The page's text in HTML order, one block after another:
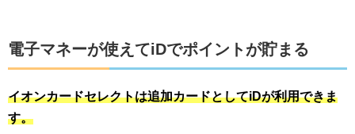
電子マネーが使えてiDでポイントが貯まる
イオンカードセレクトは追加カードとしてiDが利用できま
す。